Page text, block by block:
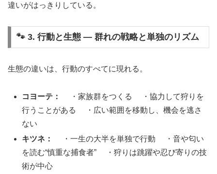
違いがはっきりしている。
🐾 3. 行動と生態 ― 群れの戦略と単独のリズム
生態の違いは、行動のすべてに現れる。
コヨーテ：
・家族群をつくる ・協力して狩りを
行うことがある ・広い範囲を移動し、機会を逃さ
ない
キツネ：
・一生の大半を単独で行動 ・音や匂い
を読む“慎重な捕食者” ・狩りは跳躍や忍び寄りの技
術が中心